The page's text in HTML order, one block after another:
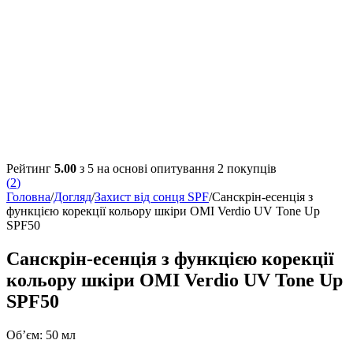
Рейтинг 5.00 з 5 на основі опитування 2 покупців
(2)
Головна/Догляд/Захист від сонця SPF/Санскрін-есенція з
функцією корекції кольору шкіри OMI Verdio UV Tone Up
SPF50
Санскрін-есенція з функцією корекції
кольору шкіри OMI Verdio UV Tone Up
SPF50
Об’єм: 50 мл